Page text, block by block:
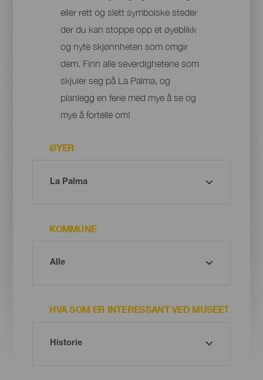
eller rett og slett symbolske steder
der du kan stoppe opp et øyeblikk
og nyte skjønnheten som omgir
dem. Finn alle severdighetene som
skjuler seg på La Palma, og
planlegg en ferie med mye å se og
mye å fortelle om!
ØYER
KOMMUNE
HVA SOM ER INTERESSANT VED MUSEET